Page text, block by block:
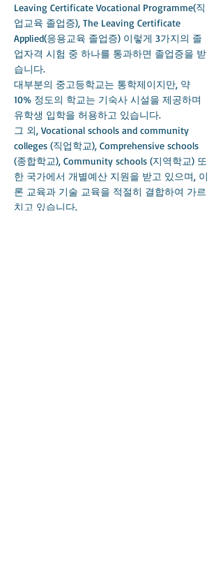
Leaving Certificate Vocational Programme(직
업교육 졸업증), The Leaving Certificate
Applied(응용교육 졸업증) 이렇게 3가지의 졸
업자격 시험 중 하나를 통과하면 졸업증을 받
습니다.
대부분의 중고등학교는 통학제이지만, 약
10% 정도의 학교는 기숙사 시설을 제공하며
유학생 입학을 허용하고 있습니다.
그 외, Vocational schools and community
colleges (직업학교), Comprehensive schools
(종합학교), Community schools (지역학교) 또
한 국가에서 개별예산 지원을 받고 있으며, 이
론 교육과 기술 교육을 적절히 결합하여 가르
치고 있습니다.